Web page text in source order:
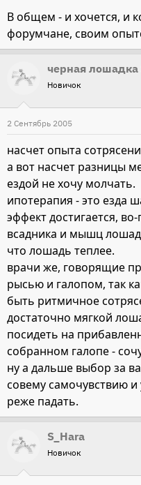
В общем - и хочется, и
форумчане, своим
черная лошадка
Новичок
2 Сентябрь 2005
насчет опыта
а вот насчет разницы
ездой не хочу молчать.
ипотерапия - это езда
эффект достигается,
всадника и мышц
что лошадь теплее.
врачи же, говорящие
рысью и галопом, так
быть ритмичное
достаточно мягкой
посидеть на
собранном галопе -
ну а дальше выбор за
совему самочувствию и
реже падать.
S_Hara
Новичок